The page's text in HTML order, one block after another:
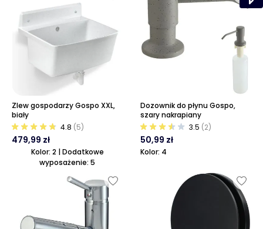
Zlew gospodarzy Gospo XXL,
biały
4.8 (5)
479,99 zł
Kolor: 2 | Dodatkowe
wyposażenie: 5
Dozownik do płynu Gospo,
szary nakrapiany
3.5 (2)
50,99 zł
Kolor: 4